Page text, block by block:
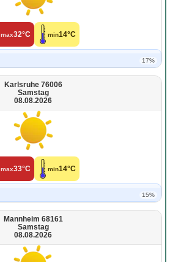
max32°C min14°C
17%
Karlsruhe 76006
Samstag
08.08.2026
max33°C min14°C
15%
Mannheim 68161
Samstag
08.08.2026